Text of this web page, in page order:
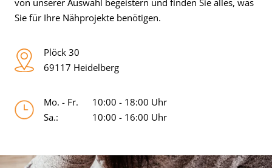
von unserer Auswahl begeistern und finden Sie alles, was
Sie für Ihre Nähprojekte benötigen.
Plöck 30
69117 Heidelberg
Mo. - Fr.
10:00 - 18:00 Uhr
Sa.:
10:00 - 16:00 Uhr